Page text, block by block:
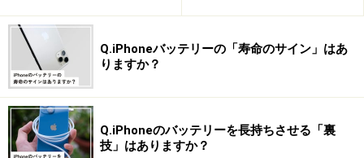
Q.iPhoneバッテリーの「寿命のサイン」はあ
りますか？
Q.iPhoneのバッテリーを長持ちさせる「裏
技」はありますか？